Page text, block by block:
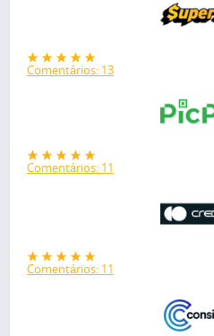
Comentários: 13
Comentários: 11
Comentários: 11